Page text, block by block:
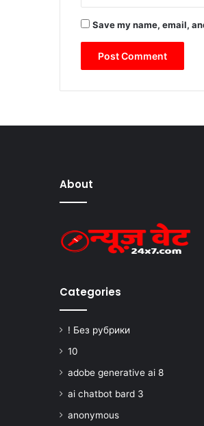
र
अ
रा
द
गि
फ्ता
र
Save my name, email,
About
Categories
! Без рубрики
10
adobe generative ai 8
ai chatbot bard 3
anonymous